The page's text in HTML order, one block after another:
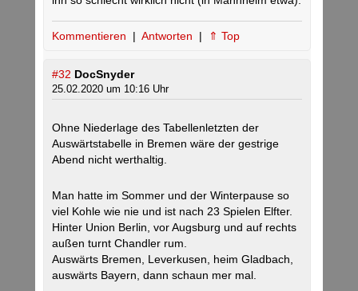
Kommentieren | Antworten | ⇑ Top
#32 DocSnyder
25.02.2020 um 10:16 Uhr
Ohne Niederlage des Tabellenletzten der
Auswärtstabelle in Bremen wäre der gestrige
Abend nicht werthaltig.
Man hatte im Sommer und der Winterpause so
viel Kohle wie nie und ist nach 23 Spielen Elfter.
Hinter Union Berlin, vor Augsburg und auf rechts
außen turnt Chandler rum.
Auswärts Bremen, Leverkusen, heim Gladbach,
auswärts Bayern, dann schaun mer mal.